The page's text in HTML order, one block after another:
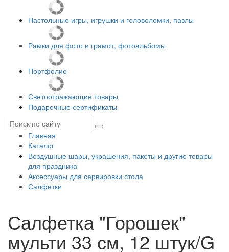
Настольные игры, игрушки и головоломки, пазлы
Рамки для фото и грамот, фотоальбомы
Портфолио
Светоотражающие товары
Подарочные сертификаты
Главная
Каталог
Воздушные шары, украшения, пакеты и другие товары
для праздника
Аксессуары для сервировки стола
Салфетки
Салфетка "Горошек"
мульти 33 см, 12 штук/G